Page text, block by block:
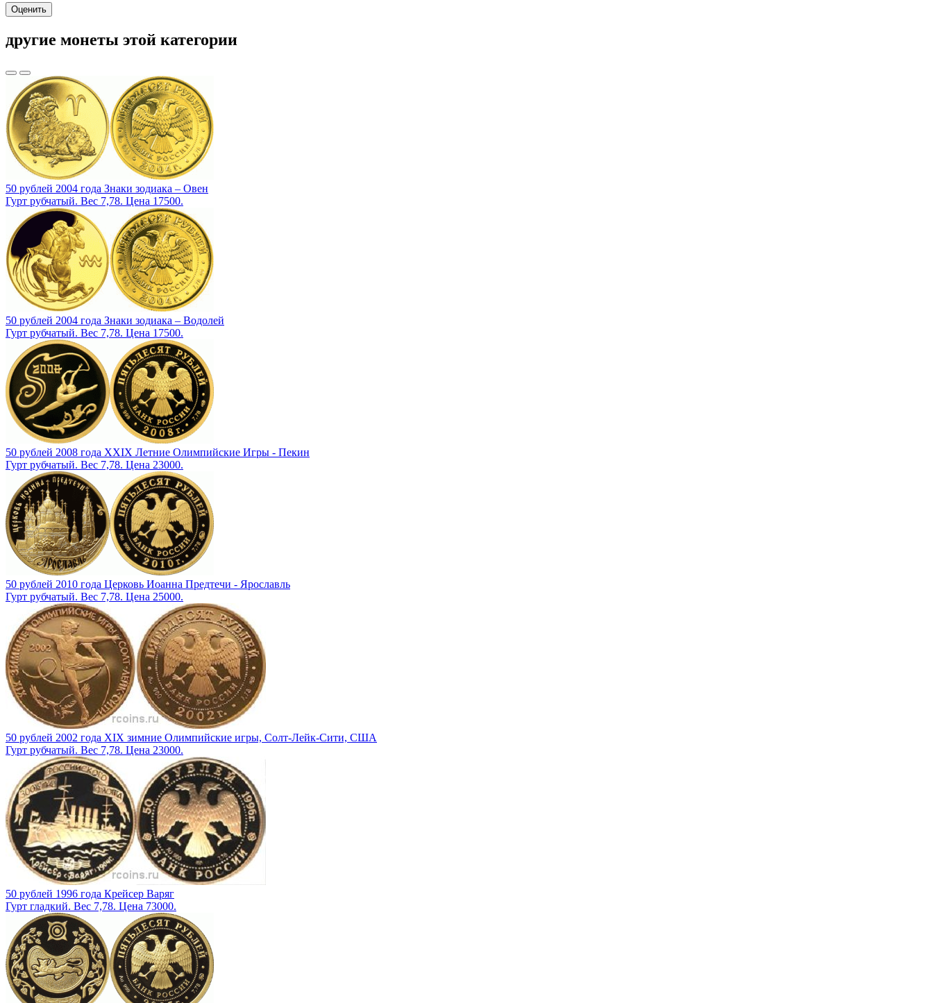
Оценить
другие монеты этой категории
50 рублей 2004 года Знаки зодиака – Овен
Гурт рубчатый. Вес 7,78. Цена 17500.
50 рублей 2004 года Знаки зодиака – Водолей
Гурт рубчатый. Вес 7,78. Цена 17500.
50 рублей 2008 года XXIX Летние Олимпийские Игры - Пекин
Гурт рубчатый. Вес 7,78. Цена 23000.
50 рублей 2010 года Церковь Иоанна Предтечи - Ярославль
Гурт рубчатый. Вес 7,78. Цена 25000.
50 рублей 2002 года XIX зимние Олимпийские игры, Солт-Лейк-Сити, США
Гурт рубчатый. Вес 7,78. Цена 23000.
50 рублей 1996 года Крейсер Варяг
Гурт гладкий. Вес 7,78. Цена 73000.